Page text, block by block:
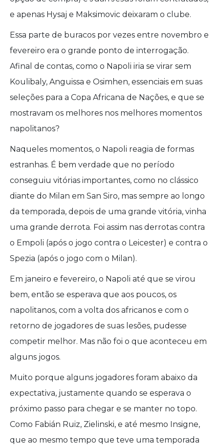
e apenas Hysaj e Maksimovic deixaram o clube.
Essa parte de buracos por vezes entre novembro e
fevereiro era o grande ponto de interrogação.
Afinal de contas, como o Napoli iria se virar sem
Koulibaly, Anguissa e Osimhen, essenciais em suas
seleções para a Copa Africana de Nações, e que se
mostravam os melhores nos melhores momentos
napolitanos?
Naqueles momentos, o Napoli reagia de formas
estranhas. É bem verdade que no período
conseguiu vitórias importantes, como no clássico
diante do Milan em San Siro, mas sempre ao longo
da temporada, depois de uma grande vitória, vinha
uma grande derrota. Foi assim nas derrotas contra
o Empoli (após o jogo contra o Leicester) e contra o
Spezia (após o jogo com o Milan).
Em janeiro e fevereiro, o Napoli até que se virou
bem, então se esperava que aos poucos, os
napolitanos, com a volta dos africanos e com o
retorno de jogadores de suas lesões, pudesse
competir melhor. Mas não foi o que aconteceu em
alguns jogos.
Muito porque alguns jogadores foram abaixo da
expectativa, justamente quando se esperava o
próximo passo para chegar e se manter no topo.
Como Fabián Ruiz, Zielinski, e até mesmo Insigne,
que ao mesmo tempo que teve uma temporada